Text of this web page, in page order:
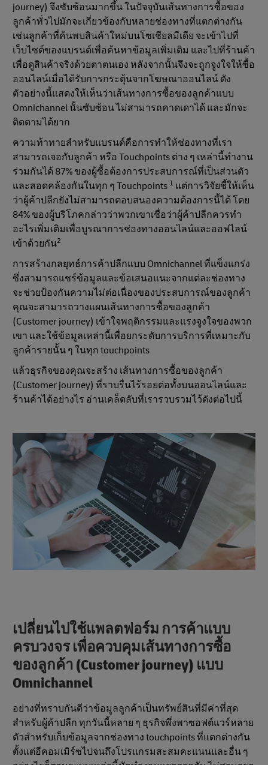
journey) จึงซับซ้อนมากขึ้น ในปัจจุบันเส้นทางการซื้อของ
ลูกค้าทั่วไปมักจะเกี่ยวข้องกับหลายช่องทางที่แตกต่างกัน
เช่นลูกค้าที่ค้นพบสินค้าใหม่บนโซเชียลมีเดีย จะเข้าไปที่
เว็บไซต์ของแบรนด์เพื่อค้นหาข้อมูลเพิ่มเติม และไปที่ร้านค้า
เพื่อดูสินค้าจริงด้วยตาตนเอง หลังจากนั้นจึงจะถูกจูงใจให้ซื้อ
ออนไลน์เมื่อได้รับการกระตุ้นจากโฆษณาออนไลน์ ดัง
ตัวอย่างนี้แสดงให้เห็นว่าเส้นทางการซื้อของลูกค้าแบบ
Omnichannel นั้นซับซ้อน ไม่สามารถคาดเดาได้ และมักจะ
ติดตามได้ยาก
ความท้าทายสำหรับแบรนด์คือการทำให้ช่องทางที่เรา
สามารถเจอกับลูกค้า หรือ Touchpoints ต่าง ๆ เหล่านี้ทำงาน
ร่วมกันได้ 87% ของผู้ซื้อต้องการประสบการณ์ที่เป็นส่วนตัว
และสอดคล้องกันในทุก ๆ Touchpoints 1 แต่การวิจัยชี้ให้เห็น
ว่าผู้ค้าปลีกยังไม่สามารถตอบสนองความต้องการนี้ได้ โดย
84% ของผู้บริโภคกล่าวว่าพวกเขาเชื่อว่าผู้ค้าปลีกควรทำ
อะไรเพิ่มเติมเพื่อบูรณาการช่องทางออนไลน์และออฟไลน์
เข้าด้วยกัน2
การสร้างกลยุทธ์การค้าปลีกแบบ Omnichannel ที่แข็งแกร่ง
ซึ่งสามารถแชร์ข้อมูลและข้อเสนอแนะจากแต่ละช่องทาง
จะช่วยป้องกันความไม่ต่อเนื่องของประสบการณ์ของลูกค้า
คุณจะสามารถวางแผนเส้นทางการซื้อของลูกค้า
(Customer journey) เข้าใจพฤติกรรมและแรงจูงใจของพวก
เขา และใช้ข้อมูลเหล่านี้เพื่อยกระดับการบริการที่เหมาะกับ
ลูกค้ารายนั้น ๆ ในทุก touchpoints
แล้วธุรกิจของคุณจะสร้าง เส้นทางการซื้อของลูกค้า
(Customer journey) ที่ราบรื่นไร้รอยต่อทั้งบนออนไลน์และ
ร้านค้าได้อย่างไร อ่านเคล็ดลับที่เรารวบรวมไว้ดังต่อไปนี้
เปลี่ยนไปใช้แพลตฟอร์ม การค้าแบบ
ครบวงจร เพื่อควบคุมเส้นทางการซื้อ
ของลูกค้า (Customer journey) แบบ
Omnichannel
อย่างที่ทราบกันดีว่าข้อมูลลูกค้าเป็นทรัพย์สินที่มีค่าที่สุด
สำหรับผู้ค้าปลีก ทุกวันนี้หลาย ๆ ธุรกิจพึ่งพาซอฟต์แวร์หลาย
ตัวสำหรับเก็บข้อมูลจากช่องทาง touchpoints ที่แตกต่างกัน
ตั้งแต่อีคอมเมิร์ซไปจนถึงโปรแกรมสะสมคะแนนและอื่น ๆ